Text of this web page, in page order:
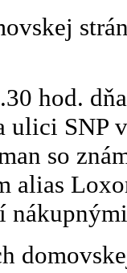
hod.
ulici SNP
so
alias